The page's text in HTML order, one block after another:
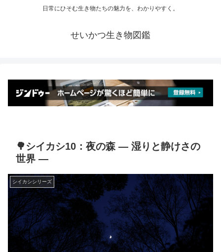
日常にひそむ生き物たちの魅力を、わかりやすく。
せいかつ生き物図鑑
🌳シイカシ10：夜の森 ― 湿りと静けさの
世界 ―
シイカシシリーズ